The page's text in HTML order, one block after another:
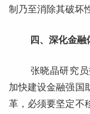
制乃至消除其破坏
四、深化金
张晓晶研究
加快建设金融强国
革，必须要坚定不